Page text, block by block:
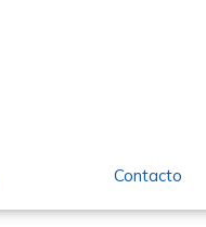
Contacto